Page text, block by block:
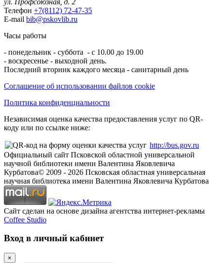
Телефон +7(8112) 72-47-35
E-mail bib@pskovlib.ru
Часы работы
- понедельник - суббота - с 10.00 до 19.00
- воскресенье - выходной день.
Последний вторник каждого месяца - санитарный день
Соглашение об использовании файлов cookie
Политика конфиденциальности
Независимая оценка качества предоставления услуг по QR-
коду или по ссылке ниже:
http://bus.gov.ru
Официальный сайт Псковской областной универсальной
научной библиотеки имени Валентина Яковлевича
Курбатова© 2009 - 2026 Псковская областная универсальная
научная библиотека имени Валентина Яковлевича Курбатова
Сайт сделан на основе дизайна агентства интернет-рекламы
Coffee Studio
Вход в личный кабинет
×